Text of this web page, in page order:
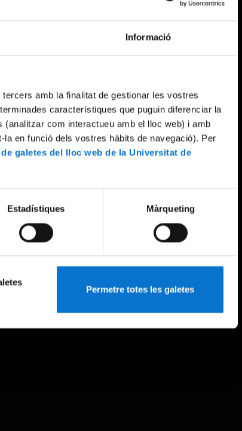
Informació
amb la finalitat de gestionar les vostres
característiques que puguin diferenciar la
com interactueu amb el lloc web) i amb
la en funció dels vostres hàbits de navegació). Per
galetes del lloc web de la Universitat de
Estadístiques Màrqueting
Permetre totes les galetes